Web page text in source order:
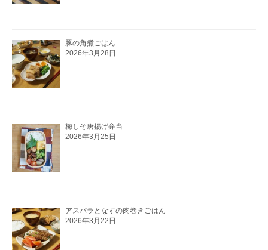
豚の角煮ごはん
2026年3月28日
梅しそ唐揚げ弁当
2026年3月25日
アスパラとなすの肉巻きごはん
2026年3月22日